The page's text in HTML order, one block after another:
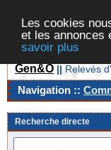
Les cookies
et les annonces
savoir plus
Gen&O || Relevés
Navigation ::
Recherche directe